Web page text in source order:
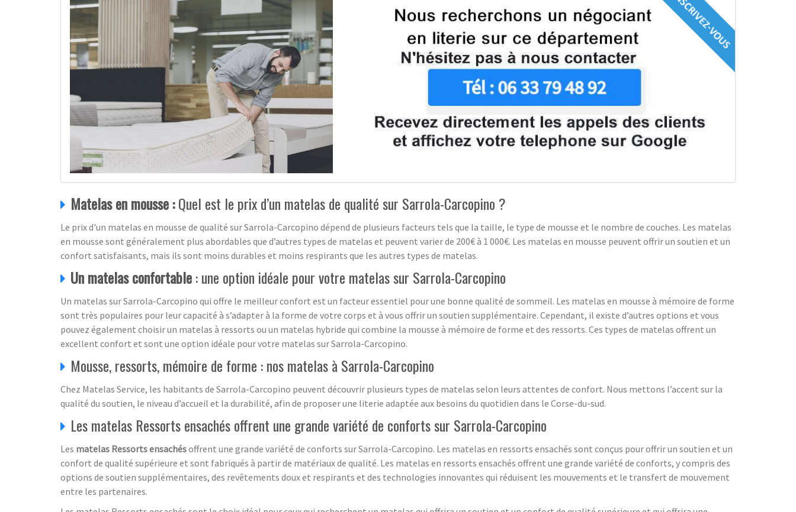
Matelas en mousse :Quel est le prix d’un matelas de qualité sur Sarrola-Carcopino ?
Le prix d'un matelas en mousse de qualité sur Sarrola-Carcopino dépend de plusieurs facteurs tels que la taille, le type de mousse et le nombre de couches. Les matelas
en mousse sont généralement plus abordables que d’autres types de matelas et peuvent varier de 200€ à 1 000€. Les matelas en mousse peuvent offrir un soutien et un
confort satisfaisants, mais ils sont moins durables et moins respirants que les autres types de matelas.
Un matelas confortable: une option idéale pour votre matelas sur Sarrola-Carcopino
Un matelas sur Sarrola-Carcopino qui offre le meilleur confort est un facteur essentiel pour une bonne qualité de sommeil. Les matelas en mousse à mémoire de forme
sont très populaires pour leur capacité à s’adapter à la forme de votre corps et à vous offrir un soutien supplémentaire. Cependant, il existe d’autres options et vous
pouvez également choisir un matelas à ressorts ou un matelas hybride qui combine la mousse à mémoire de forme et des ressorts. Ces types de matelas offrent un
excellent confort et sont une option idéale pour votre matelas sur Sarrola-Carcopino.
Mousse, ressorts, mémoire de forme : nos matelas à Sarrola-Carcopino
Chez Matelas Service, les habitants de Sarrola-Carcopino peuvent découvrir plusieurs types de matelas selon leurs attentes de confort. Nous mettons l’accent sur la
qualité du soutien, le niveau d’accueil et la durabilité, afin de proposer une literie adaptée aux besoins du quotidien dans le Corse-du-sud.
Les matelas Ressorts ensachés offrent une grande variété de conforts sur Sarrola-Carcopino
Les matelas Ressorts ensachésoffrent une grande variété de conforts sur Sarrola-Carcopino. Les matelas en ressorts ensachés sont conçus pour offrir un soutien et un
confort de qualité supérieure et sont fabriqués à partir de matériaux de qualité. Les matelas en ressorts ensachés offrent une grande variété de conforts, y compris des
options de soutien supplémentaires, des revêtements doux et respirants et des technologies innovantes qui réduisent les mouvements et le transfert de mouvement
entre les partenaires.